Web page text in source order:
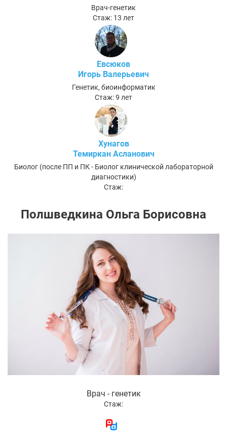
Врач-генетик
Стаж: 13 лет
Евсюков
Игорь Валерьевич
Генетик, биоинформатик
Стаж: 9 лет
Хунагов
Темиркан Асланович
Биолог (после ПП и ПК - Биолог клинической лабораторной
диагностики)
Стаж:
Полшведкина Ольга Борисовна
Врач - генетик
Стаж: